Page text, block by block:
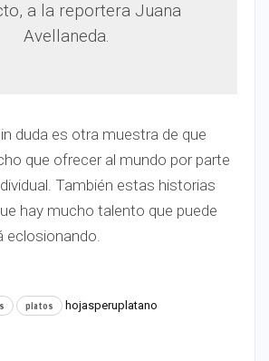
a la reportera Juana
Avellaneda.
duda es otra muestra de que
que ofrecer al mundo por parte
También estas historias
hay mucho talento que puede
eclosionando.
hojasperuplatano
platos